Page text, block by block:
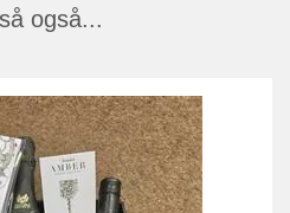
beliggenhed, sammen
af deres exceptionelle
også...